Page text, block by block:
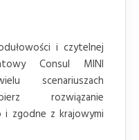
i czytelnej
Consul MINI
scenariuszach
rozwiązanie
i zgodne z krajowymi